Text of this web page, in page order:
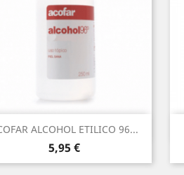
ALCOHOL ETILICO 96...
Precio
5,95 €
 Vista rápida